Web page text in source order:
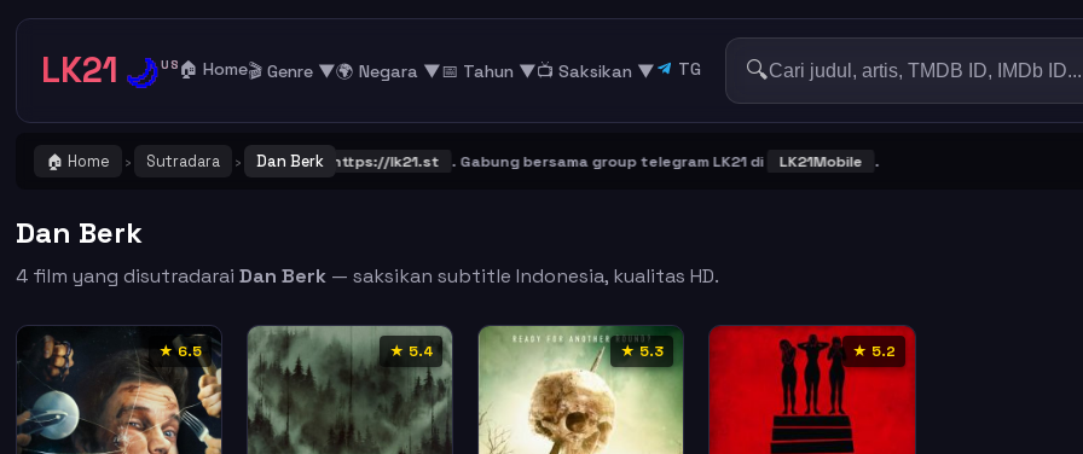
LK21 🌙US 🏠 Home🎬 Genre ▼🌍 Negara ▼📅 Tahun ▼📺 Saksikan ▼ TG 🔍
🏠 Home › Sutradara › Dan Berk
Catat dan Bookmark alamat URL LK21 https://lk21.st . Gabung bersama group telegram LK21 di LK21Mobile .
Dan Berk
4 film yang disutradaraiDan Berk — saksikan subtitle Indonesia, kualitas HD.
★ 6.5 ★ 5.4 ★ 5.3 ★ 5.2